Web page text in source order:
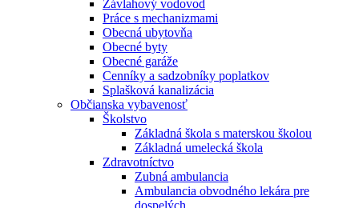
Závlahový vodovod
Práce s mechanizmami
Obecná ubytovňa
Obecné byty
Obecné garáže
Cenníky a sadzobníky poplatkov
Splašková kanalizácia
Občianska vybavenosť
Školstvo
Základná škola s materskou školou
Základná umelecká škola
Zdravotníctvo
Zubná ambulancia
Ambulancia obvodného lekára pre
dospelých